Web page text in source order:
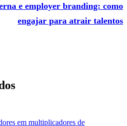
e employer branding: como
engajar para atrair talentos